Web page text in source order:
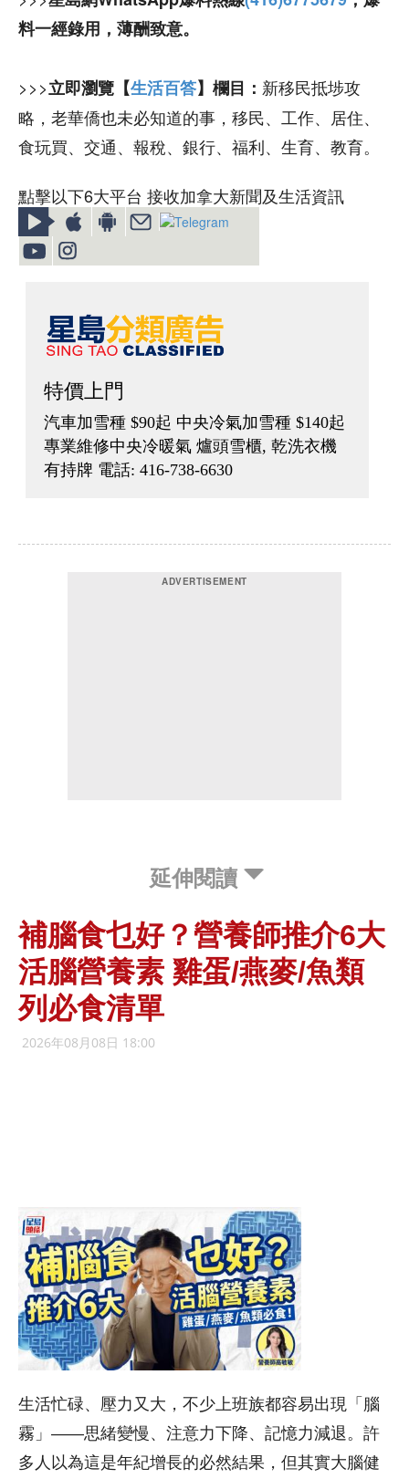
料一經錄用，薄酬致意。
>>>立即瀏覽【生活百答】欄目： 新移民抵埗攻
略，老華僑也未必知道的事，移民、工作、居住、
食玩買、交通、報稅、銀行、福利、生育、教育。
點擊以下6大平台 接收加拿大新聞及生活資訊
延伸閱讀
補腦食乜好？營養師推介6大
活腦營養素 雞蛋/燕麥/魚類
列必食清單
2026年08月08日 18:00
生活忙碌、壓力又大，不少上班族都容易出現「腦
霧」——思緒變慢、注意力下降、記憶力減退。許
多人以為這是年紀增長的必然結果，但其實大腦健